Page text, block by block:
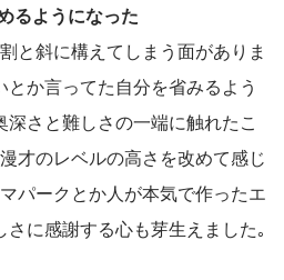
るようになった
と斜に構えてしまう面がありま
とか言ってた自分を省みるよう
さと難しさの一端に触れたこ
才のレベルの高さを改めて感じ
パークとか人が本気で作ったエ
に感謝する心も芽生えました｡